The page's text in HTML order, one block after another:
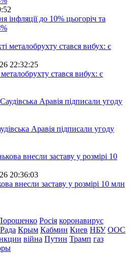
інфляції до 10% цьогоріч та
22:32:25
стався вибух: є
Аравія підписали угоду
20:36:03
внесли заставу у розмірі 10 млн
Росія коронавирус
Рада Крым Кабмин Киев НБУ ООС
війна Путин Трамп газ